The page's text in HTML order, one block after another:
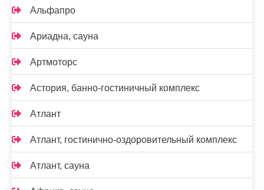
Альфапро
Ариадна, сауна
Артмоторс
Астория, банно-гостиничный комплекс
Атлант
Атлант, гостинично-оздоровительный комплекс
Атлант, сауна